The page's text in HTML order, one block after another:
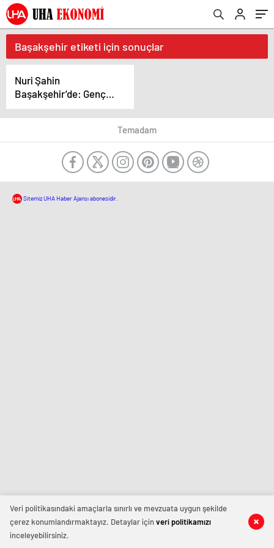
Başakşehir etiketi için sonuçlar
Nuri Şahin
Başakşehir’de: Genç
Teknik Adamdan
Büyük Hedefler
Temadam
Veri politikasındaki amaçlarla sınırlı ve mevzuata uygun şekilde
çerez konumlandırmaktayız. Detaylar içinveri politikamızı
inceleyebilirsiniz.
Sitemiz UHA Haber Ajansı abonesidir.